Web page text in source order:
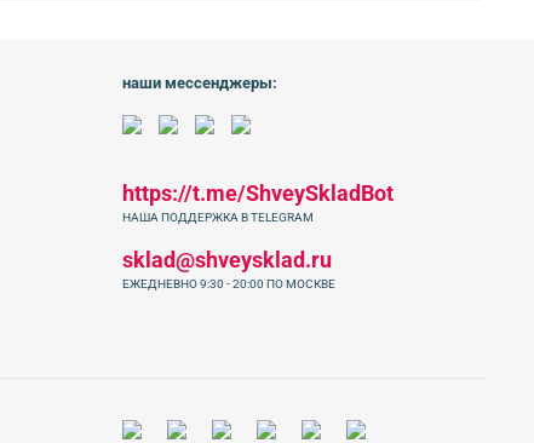
наши мессенджеры:
https://t.me/ShveySkladBot
НАША ПОДДЕРЖКА В TELEGRAM
sklad@shveysklad.ru
ЕЖЕДНЕВНО 9:30 - 20:00 ПО МОСКВЕ